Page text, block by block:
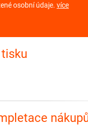
osobní údaje. více